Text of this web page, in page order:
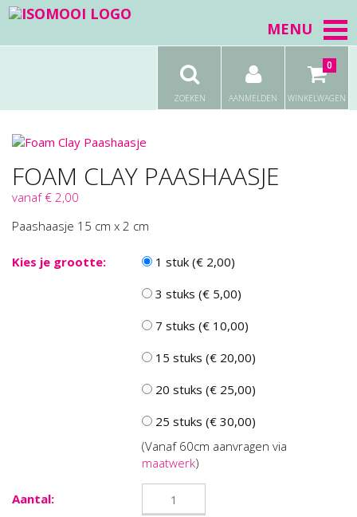
MENU
ZOEKEN AANMELDEN WINKELWAGEN
0
FOAM CLAY PAASHAASJE
vanaf € 2,00
Paashaasje 15 cm x 2 cm
Kies je grootte:
1 stuk (€ 2,00)
3 stuks (€ 5,00)
7 stuks (€ 10,00)
15 stuks (€ 20,00)
20 stuks (€ 25,00)
25 stuks (€ 30,00)
(Vanaf 60cm aanvragen via
maatwerk)
Aantal: